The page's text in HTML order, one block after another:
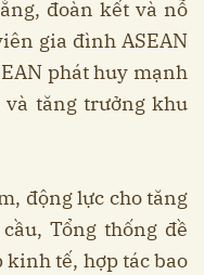
đoàn kết và nỗ
gia đình ASEAN
phát huy mạnh
tăng trưởng khu
động lực cho tăng
Tổng thống đề
tế, hợp tác bao